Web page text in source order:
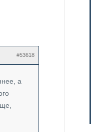
#53618
а